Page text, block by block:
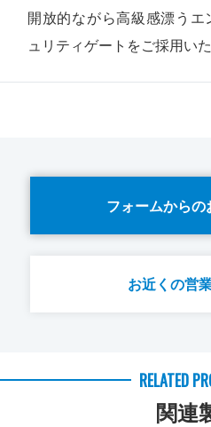
開放的ながら高級感漂うエ
ュリティゲートをご採用い
フォームからの
お近くの営
RELATED
関連